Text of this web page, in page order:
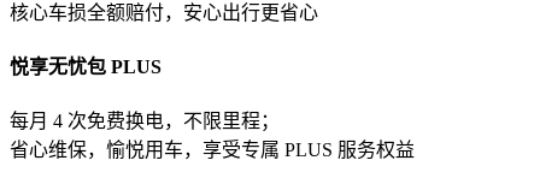
核心车损全额赔付，安心出行更省心
悦享无忧包 PLUS
每月 4 次免费换电，不限里程；
省心维保，愉悦用车，享受专属 PLUS 服务权益